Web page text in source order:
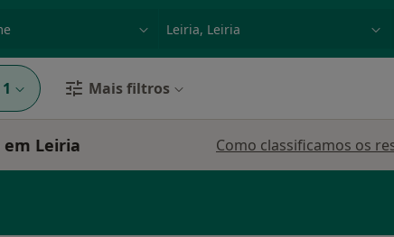
doença ou nome
1 Mais filtros
em Leiria Como classificamos os